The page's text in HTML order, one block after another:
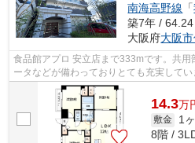
南海高野線 「
築7年 / 64.24
大阪府大阪
食品館アプロ 安立店まで333mです。共
ータなどが備わっておりとても充実してい
素敵な見た目を演出します。こちらの物...
14.3万
敷金 1
8階 /